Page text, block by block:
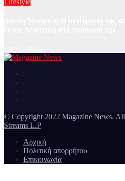
© Copyright 2022 Magazine News.
Streams L.P
Αρχική
Πολιτική απορρήτου
Επικοινωνία